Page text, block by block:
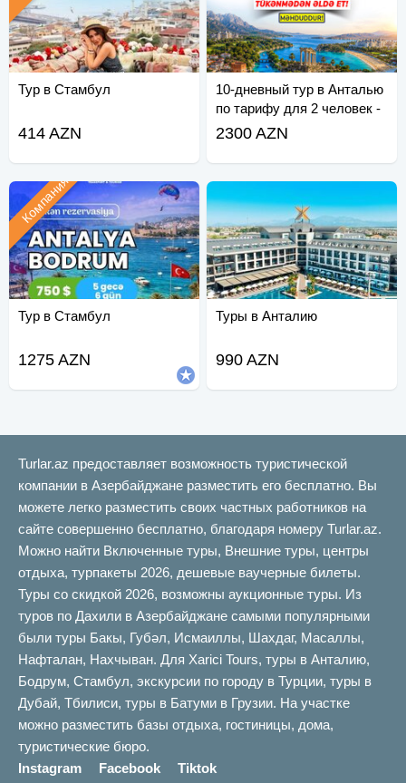
Тур в Стамбул
414 AZN
10-дневный тур в Анталью
по тарифу для 2 человек -
Спешите!
2300 AZN
Тур в Стамбул
Компания
1275 AZN
Туры в Анталию
990 AZN
Turlar.az предоставляет возможность туристической
компании в Азербайджане разместить его бесплатно. Вы
можете легко разместить своих частных работников на
сайте совершенно бесплатно, благодаря номеру Turlar.az.
Можно найти Включенные туры, Внешние туры, центры
отдыха, турпакеты 2026, дешевые ваучерные билеты.
Туры со скидкой 2026, возможны аукционные туры. Из
туров по Дахили в Азербайджане самыми популярными
были туры Бакы, Губəл, Исмаиллы, Шахдаг, Масаллы,
Нафталан, Нахчыван. Для Xarici Tours, туры в Анталию,
Бодрум, Стамбул, экскурсии по городу в Турции, туры в
Дубай, Тбилиси, туры в Батуми в Грузии. На участке
можно разместить базы отдыха, гостиницы, дома,
туристические бюро.
Instagram
Facebook
Tiktok